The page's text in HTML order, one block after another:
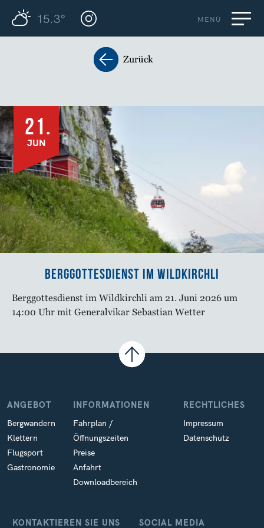
15.3° MENÜ
Zurück
21.
JUN
Berggottesdienst im Wildkirchli
Berggottesdienst im Wildkirchli am 21. Juni 2026 um
14:00 Uhr mit Generalvikar Sebastian Wetter
KONTAKTIEREN SIE UNS
ANGEBOT
Bergwandern
Klettern
Flugsport
Gastronomie
INFORMATIONEN
Fahrplan /
Öffnungszeiten
Preise
Anfahrt
Downloadbereich
RECHTLICHES
Impressum
Datenschutz
SOCIAL MEDIA